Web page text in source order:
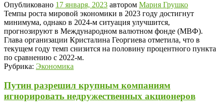
Опубликовано 17 января, 2023 автором Мария Грушко
Темпы роста мировой экономики в 2023 году достигнут
минимума, однако в 2024-м ситуация улучшится,
прогнозируют в Международном валютном фонде (МВФ).
Глава организации Кристалина Георгиева отметила, что в
текущем году темп снизится на половину процентного пункта
по сравнению с 2022-м.
Рубрика: Экономика
Путин разрешил крупным компаниям
игнорировать недружественных акционеров